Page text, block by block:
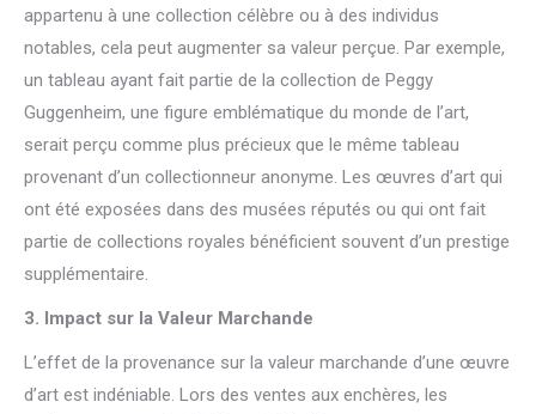
appartenu à une collection célèbre ou à des individus
notables, cela peut augmenter sa valeur perçue. Par exemple,
un tableau ayant fait partie de la collection de Peggy
Guggenheim, une figure emblématique du monde de l’art,
serait perçu comme plus précieux que le même tableau
provenant d’un collectionneur anonyme. Les œuvres d’art qui
ont été exposées dans des musées réputés ou qui ont fait
partie de collections royales bénéficient souvent d’un prestige
supplémentaire.
3. Impact sur la Valeur Marchande
L’effet de la provenance sur la valeur marchande d’une œuvre
d’art est indéniable. Lors des ventes aux enchères, les